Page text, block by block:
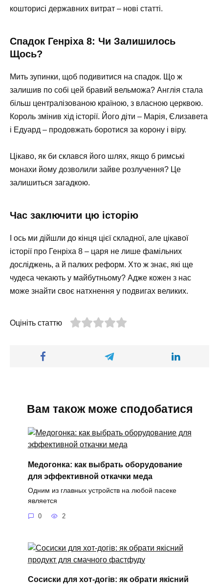
кошторисі державних витрат – нові статті.
Спадок Генріха 8: Чи Залишилось
Щось?
Мить зупинки, щоб подивитися на спадок. Що ж
залишив по собі цей бравий вельможа? Англія стала
більш централізованою країною, з власною церквою.
Король змінив хід історії. Його діти – Марія, Єлизавета
і Едуард – продовжать боротися за корону і віру.
Цікаво, як би склався його шлях, якщо б римські
монахи йому дозволили зайве розлучення? Це
залишиться загадкою.
Час заключити цю історію
І ось ми дійшли до кінця цієї складної, але цікавої
історії про Генріха 8 – царя не лише фамільних
досліджень, а й палких реформ. Хто ж знає, які ще
чудеса чекають у майбутньому? Адже кожен з нас
може знайти своє натхнення у подвигах великих.
Оцініть статтю
Вам також може сподобатися
Медогонка: как выбрать оборудование
для эффективной откачки меда
Одним из главных устройств на любой пасеке
является
0 2
Сосиски для хот-догів: як обрати якісний